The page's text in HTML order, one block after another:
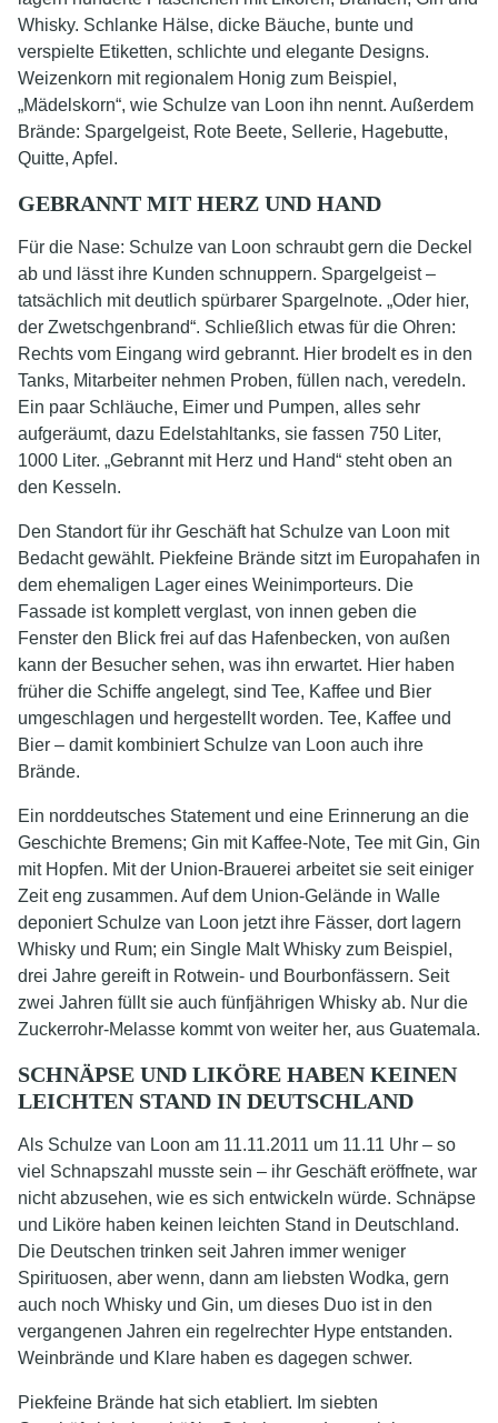
Whisky. Schlanke Hälse, dicke Bäuche, bunte und
verspielte Etiketten, schlichte und elegante Designs.
Weizenkorn mit regionalem Honig zum Beispiel,
„Mädelskorn“, wie Schulze van Loon ihn nennt. Außerdem
Brände: Spargelgeist, Rote Beete, Sellerie, Hagebutte,
Quitte, Apfel.
GEBRANNT MIT HERZ UND HAND
Für die Nase: Schulze van Loon schraubt gern die Deckel
ab und lässt ihre Kunden schnuppern. Spargelgeist –
tatsächlich mit deutlich spürbarer Spargelnote. „Oder hier,
der Zwetschgenbrand“. Schließlich etwas für die Ohren:
Rechts vom Eingang wird gebrannt. Hier brodelt es in den
Tanks, Mitarbeiter nehmen Proben, füllen nach, veredeln.
Ein paar Schläuche, Eimer und Pumpen, alles sehr
aufgeräumt, dazu Edelstahltanks, sie fassen 750 Liter,
1000 Liter. „Gebrannt mit Herz und Hand“ steht oben an
den Kesseln.
Den Standort für ihr Geschäft hat Schulze van Loon mit
Bedacht gewählt. Piekfeine Brände sitzt im Europahafen in
dem ehemaligen Lager eines Weinimporteurs. Die
Fassade ist komplett verglast, von innen geben die
Fenster den Blick frei auf das Hafenbecken, von außen
kann der Besucher sehen, was ihn erwartet. Hier haben
früher die Schiffe angelegt, sind Tee, Kaffee und Bier
umgeschlagen und hergestellt worden. Tee, Kaffee und
Bier – damit kombiniert Schulze van Loon auch ihre
Brände.
Ein norddeutsches Statement und eine Erinnerung an die
Geschichte Bremens; Gin mit Kaffee-Note, Tee mit Gin, Gin
mit Hopfen. Mit der Union-Brauerei arbeitet sie seit einiger
Zeit eng zusammen. Auf dem Union-Gelände in Walle
deponiert Schulze van Loon jetzt ihre Fässer, dort lagern
Whisky und Rum; ein Single Malt Whisky zum Beispiel,
drei Jahre gereift in Rotwein- und Bourbonfässern. Seit
zwei Jahren füllt sie auch fünfjährigen Whisky ab. Nur die
Zuckerrohr-Melasse kommt von weiter her, aus Guatemala.
SCHNÄPSE UND LIKÖRE HABEN KEINEN
LEICHTEN STAND IN DEUTSCHLAND
Als Schulze van Loon am 11.11.2011 um 11.11 Uhr – so
viel Schnapszahl musste sein – ihr Geschäft eröffnete, war
nicht abzusehen, wie es sich entwickeln würde. Schnäpse
und Liköre haben keinen leichten Stand in Deutschland.
Die Deutschen trinken seit Jahren immer weniger
Spirituosen, aber wenn, dann am liebsten Wodka, gern
auch noch Whisky und Gin, um dieses Duo ist in den
vergangenen Jahren ein regelrechter Hype entstanden.
Weinbrände und Klare haben es dagegen schwer.
Piekfeine Brände hat sich etabliert. Im siebten